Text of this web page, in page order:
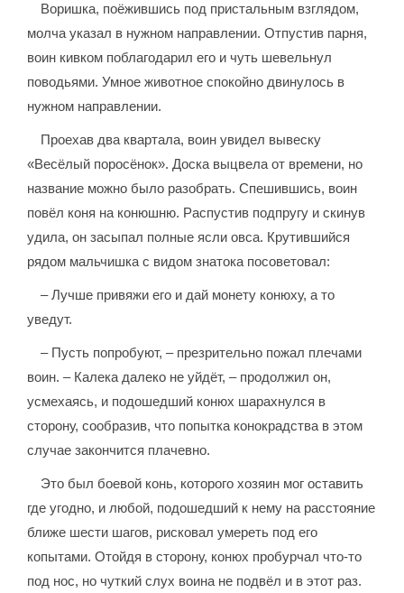
Воришка, поёжившись под пристальным взглядом,
молча указал в нужном направлении. Отпустив парня,
воин кивком поблагодарил его и чуть шевельнул
поводьями. Умное животное спокойно двинулось в
нужном направлении.
Проехав два квартала, воин увидел вывеску
«Весёлый поросёнок». Доска выцвела от времени, но
название можно было разобрать. Спешившись, воин
повёл коня на конюшню. Распустив подпругу и скинув
удила, он засыпал полные ясли овса. Крутившийся
рядом мальчишка с видом знатока посоветовал:
– Лучше привяжи его и дай монету конюху, а то
уведут.
– Пусть попробуют, – презрительно пожал плечами
воин. – Калека далеко не уйдёт, – продолжил он,
усмехаясь, и подошедший конюх шарахнулся в
сторону, сообразив, что попытка конокрадства в этом
случае закончится плачевно.
Это был боевой конь, которого хозяин мог оставить
где угодно, и любой, подошедший к нему на расстояние
ближе шести шагов, рисковал умереть под его
копытами. Отойдя в сторону, конюх пробурчал что-то
под нос, но чуткий слух воина не подвёл и в этот раз.